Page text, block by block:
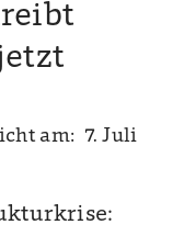
am: 7. Juli